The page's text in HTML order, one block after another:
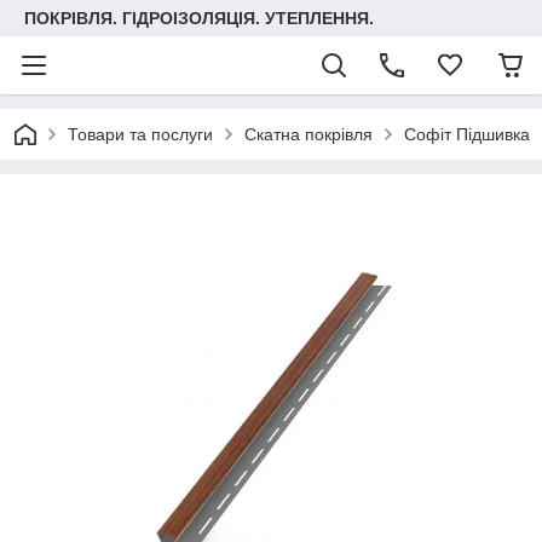
ПОКРІВЛЯ. ГІДРОІЗОЛЯЦІЯ. УТЕПЛЕННЯ.
Товари та послуги Скатна покрівля Софіт Підшивка